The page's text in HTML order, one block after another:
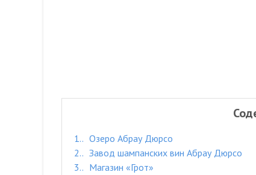
1.
Озеро Абрау Дюрсо
2.
Завод шампанских вин Абрау Дюрсо
3.
Магазин «Грот»